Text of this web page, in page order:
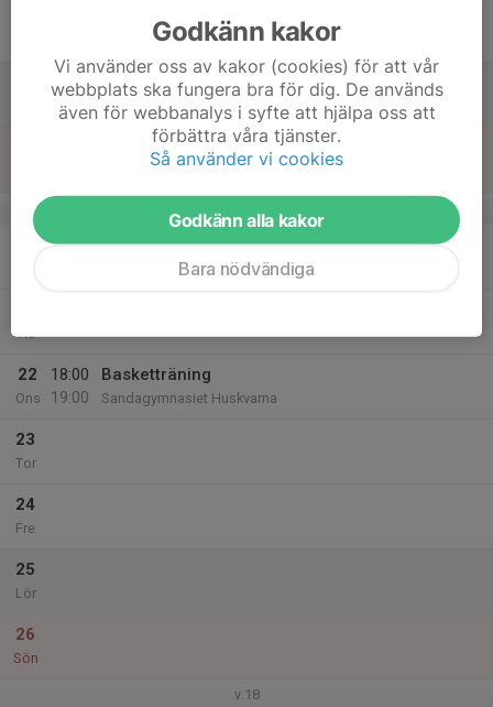
Tis
22
Ons
18:00
19:00
Basketträning
Sandagymnasiet Huskvarna
23
Tor
24
Fre
25
Lör
26
Sön
v.18
Godkänn kakor
Vi använder oss av kakor (cookies) för att vår
webbplats ska fungera bra för dig. De används
även för webbanalys i syfte att hjälpa oss att
förbättra våra tjänster.
Så använder vi cookies
Godkänn alla kakor
Bara nödvändiga